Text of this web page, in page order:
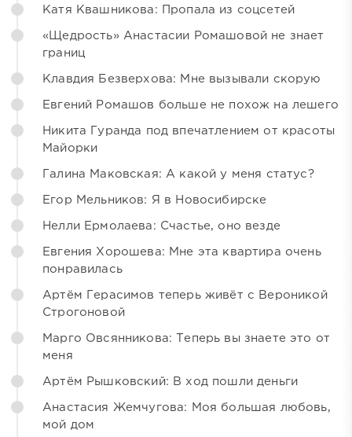
Катя Квашникова: Пропала из соцсетей
«Щедрость» Анастасии Ромашовой не знает
границ
Клавдия Безверхова: Мне вызывали скорую
Евгений Ромашов больше не похож на лешего
Никита Гуранда под впечатлением от красоты
Майорки
Галина Маковская: А какой у меня статус?
Егор Мельников: Я в Новосибирске
Нелли Ермолаева: Счастье, оно везде
Евгения Хорошева: Мне эта квартира очень
понравилась
Артём Герасимов теперь живёт с Вероникой
Строгоновой
Марго Овсянникова: Теперь вы знаете это от
меня
Артём Рышковский: В ход пошли деньги
Анастасия Жемчугова: Моя большая любовь,
мой дом